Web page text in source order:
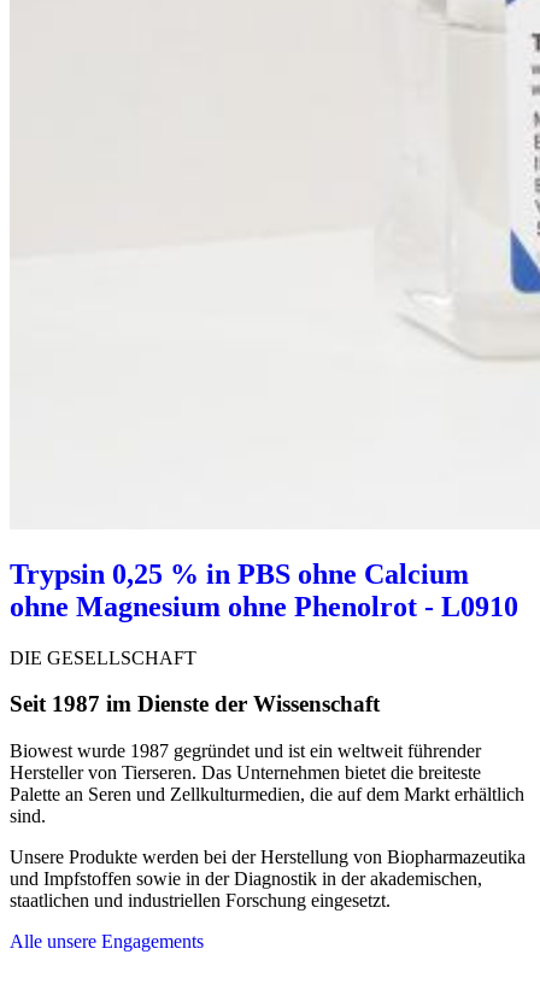
Trypsin 0,25 % in PBS ohne Calcium
ohne Magnesium ohne Phenolrot - L0910
DIE GESELLSCHAFT
Seit 1987 im Dienste der Wissenschaft
Biowest wurde 1987 gegründet und ist ein weltweit führender
Hersteller von Tierseren. Das Unternehmen bietet die breiteste
Palette an Seren und Zellkulturmedien, die auf dem Markt erhältlich
sind.
Unsere Produkte werden bei der Herstellung von Biopharmazeutika
und Impfstoffen sowie in der Diagnostik in der akademischen,
staatlichen und industriellen Forschung eingesetzt.
Alle unsere Engagements